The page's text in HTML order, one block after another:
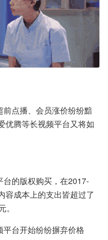
点播、会员涨价纷纷黯
优腾等长视频平台又将如
的版权购买，在2017-
容成本上的支出皆超过了
台开始纷纷摒弃价格